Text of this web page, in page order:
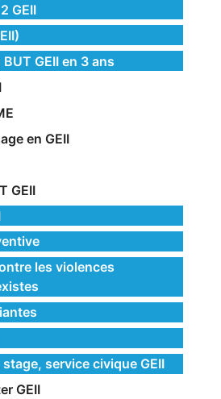
GEII
GEII en 3 ans
en GEII
GEII
les violences
stage, service civique GEII
GEII